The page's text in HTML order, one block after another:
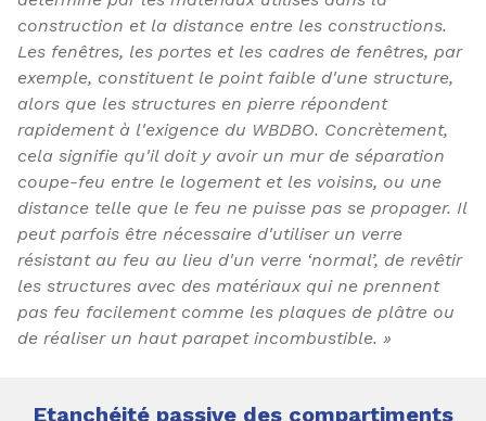
construction et la distance entre les constructions.
Les fenêtres, les portes et les cadres de fenêtres, par
exemple, constituent le point faible d'une structure,
alors que les structures en pierre répondent
rapidement à l'exigence du WBDBO. Concrètement,
cela signifie qu'il doit y avoir un mur de séparation
coupe-feu entre le logement et les voisins, ou une
distance telle que le feu ne puisse pas se propager. Il
peut parfois être nécessaire d'utiliser un verre
résistant au feu au lieu d'un verre ‘normal’, de revêtir
les structures avec des matériaux qui ne prennent
pas feu facilement comme les plaques de plâtre ou
de réaliser un haut parapet incombustible. »
Etanchéité passive des compartiments